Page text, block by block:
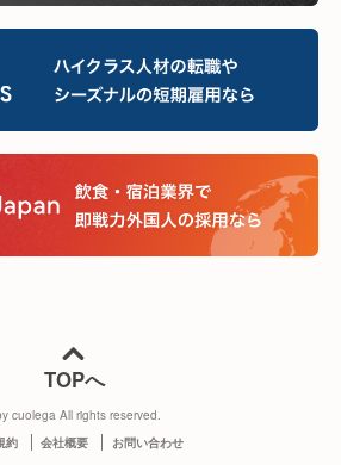
TOPへ
cuolega All rights reserved.
約 会社概要 お問い合わせ